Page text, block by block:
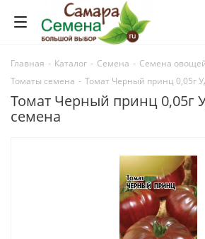
Главная - Каталог - Семена - Семена
Томаты семена - Томат Черный принц 0,05г
Томат Черный принц 0,05г
семена